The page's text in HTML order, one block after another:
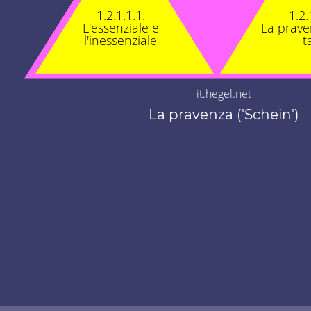
1.2.1.1.1.
L'essenziale e
l'inessenziale
La
it.hegel.net
La pravenza ('Schein')